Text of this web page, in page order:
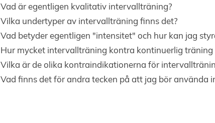
Vad är egentligen kvalitativ intervallträning?
Vilka undertyper av intervallträning finns det?
Vad betyder egentligen "intensitet" och hur kan jag
Hur mycket intervallträning kontra kontinuerlig
Vilka är de olika kontraindikationerna för
Vad finns det för andra tecken på att jag bör använda